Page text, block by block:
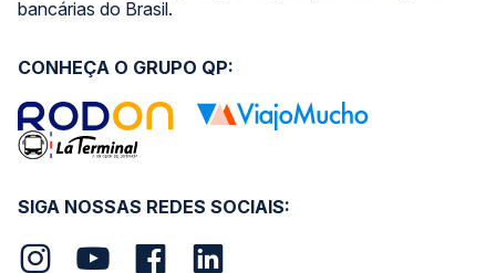
bancárias do Brasil.
SIGA NOSSAS REDES SOCIAIS:
CONHEÇA O GRUPO QP: